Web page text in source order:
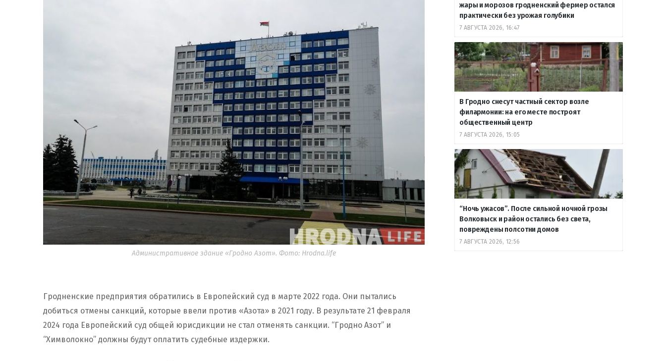
Административное здание «Гродно Азот». Фото: Hrodna.life
Гродненские предприятия обратились в Европейский суд в марте 2022 года. Они пытались
добиться отмены санкций, которые ввели против «Азота» в 2021 году. В результате 21 февраля
2024 года Европейский суд общей юрисдикции не стал отменять санкции. “Гродно Азот” и
“Химволокно” должны будут оплатить судебные издержки.
жары и морозов гродненский фермер остался
практически без урожая голубики
7 АВГУСТА 2026, 16:47
В Гродно снесут частный сектор возле
филармонии: на его месте построят
общественный центр
7 АВГУСТА 2026, 15:05
“Ночь ужасов”. После сильной ночной грозы
Волковыск и район остались без света,
повреждены полсотни домов
7 АВГУСТА 2026, 12:56